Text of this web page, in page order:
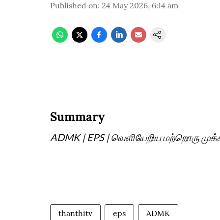
Published on: 24 May 2026, 6:14 am
Summary
ADMK | EPS | வெளியேறிய மற்றொரு
thanthitv eps ADMK